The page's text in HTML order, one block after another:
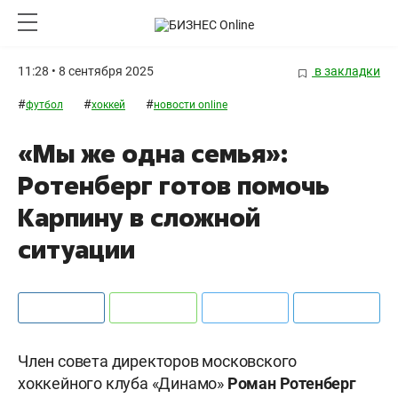
11:28 • 8 сентября 2025 в закладки
#футбол #хоккей #новости online
«Мы же одна семья»:
Ротенберг готов помочь
Карпину в сложной
ситуации
Член совета директоров московского
хоккейного клуба «Динамо» Роман Ротенберг